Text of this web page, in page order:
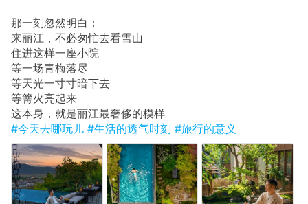
那一刻忽然明白：
来丽江，不必匆忙去看雪山
住进这样一座小院
等一场青梅落尽
等天光一寸寸暗下去
等篝火亮起来
这本身，就是丽江最奢侈的模样
#今天去哪玩儿 #生活的透气时刻 #旅行的意义